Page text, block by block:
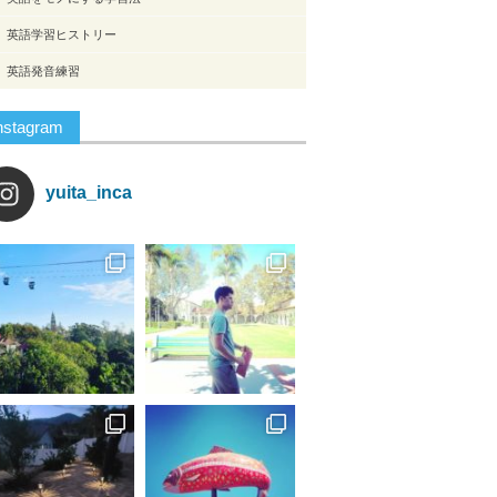
英語学習ヒストリー
英語発音練習
yuita_inca